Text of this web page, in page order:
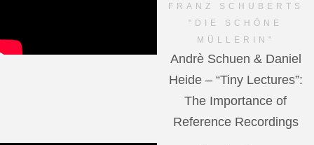
FRANZ SCHUBERTS
"DIE SCHÖNE
MÜLLERIN"
Andrè Schuen & Daniel
Heide – “Tiny Lectures”:
The Importance of
Reference Recordings